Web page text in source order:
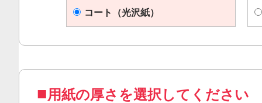
コート（光沢紙）
用紙の厚さを選択してください